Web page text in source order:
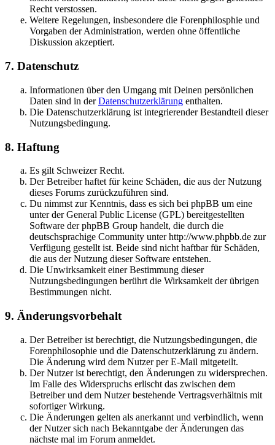
Recht verstossen.
Weitere Regelungen, insbesondere die Forenphilosphie und
Vorgaben der Administration, werden ohne öffentliche
Diskussion akzeptiert.
7. Datenschutz
Informationen über den Umgang mit Deinen persönlichen
Daten sind in derDatenschutzerklärung enthalten.
Die Datenschutzerklärung ist integrierender Bestandteil dieser
Nutzungsbedingung.
8. Haftung
Es gilt Schweizer Recht.
Der Betreiber haftet für keine Schäden, die aus der Nutzung
dieses Forums zurückzuführen sind.
Du nimmst zur Kenntnis, dass es sich bei phpBB um eine
unter der General Public License (GPL) bereitgestellten
Software der phpBB Group handelt, die durch die
deutschsprachige Community unter http://www.phpbb.de zur
Verfügung gestellt ist. Beide sind nicht haftbar für Schäden,
die aus der Nutzung dieser Software entstehen.
Die Unwirksamkeit einer Bestimmung dieser
Nutzungsbedingungen berührt die Wirksamkeit der übrigen
Bestimmungen nicht.
9. Änderungsvorbehalt
Der Betreiber ist berechtigt, die Nutzungsbedingungen, die
Forenphilosophie und die Datenschutzerklärung zu ändern.
Die Änderung wird dem Nutzer per E-Mail mitgeteilt.
Der Nutzer ist berechtigt, den Änderungen zu widersprechen.
Im Falle des Widerspruchs erlischt das zwischen dem
Betreiber und dem Nutzer bestehende Vertragsverhältnis mit
sofortiger Wirkung.
Die Änderungen gelten als anerkannt und verbindlich, wenn
der Nutzer sich nach Bekanntgabe der Änderungen das
nächste mal im Forum anmeldet.